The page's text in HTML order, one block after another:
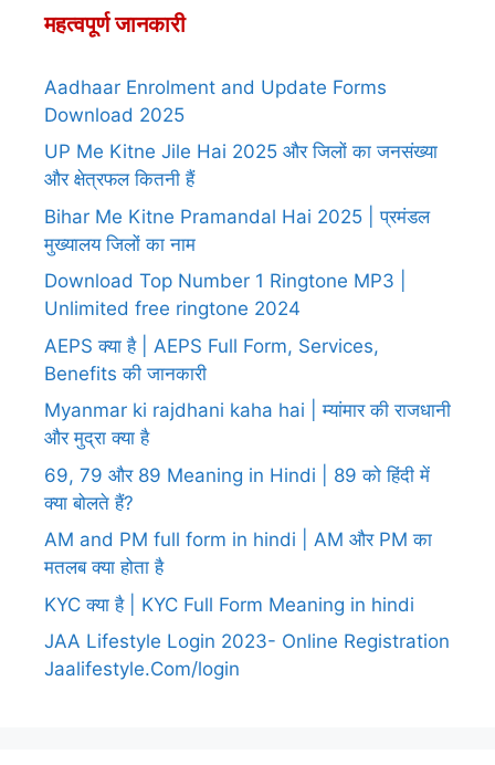
महत्वपूर्ण जानकारी
Aadhaar Enrolment and Update Forms
Download 2025
UP Me Kitne Jile Hai 2025 और जिलों का जनसंख्या
और क्षेत्रफल कितनी हैं
Bihar Me Kitne Pramandal Hai 2025 | प्रमंडल
मुख्यालय जिलों का नाम
Download Top Number 1 Ringtone MP3 |
Unlimited free ringtone 2024
AEPS क्या है | AEPS Full Form, Services,
Benefits की जानकारी
Myanmar ki rajdhani kaha hai | म्यांमार की राजधानी
और मुद्रा क्या है
69, 79 और 89 Meaning in Hindi | 89 को हिंदी में
क्या बोलते हैं?
AM and PM full form in hindi | AM और PM का
मतलब क्या होता है
KYC क्या है | KYC Full Form Meaning in hindi
JAA Lifestyle Login 2023- Online Registration
Jaalifestyle.Com/login